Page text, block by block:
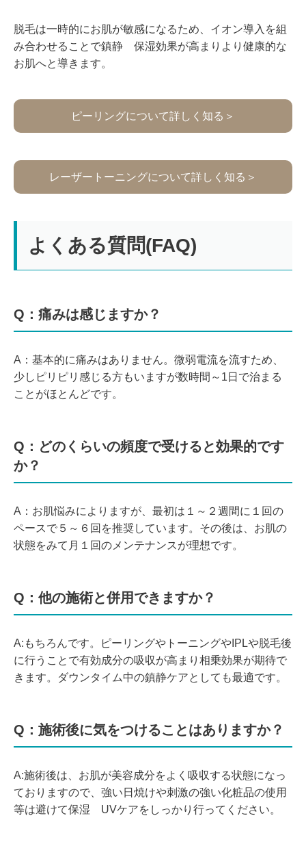
脱毛は一時的にお肌が敏感になるため、イオン導入を組
み合わせることで鎮静 保湿効果が高まりより健康的な
お肌へと導きます。
ピーリングについて詳しく知る＞
レーザートーニングについて詳しく知る＞
よくある質問(FAQ)
Q：痛みは感じますか？
A：基本的に痛みはありません。微弱電流を流すため、
少しピリピリ感じる方もいますが数時間～1日で治まる
ことがほとんどです。
Q：どのくらいの頻度で受けると効果的です
か？
A：お肌悩みによりますが、最初は１～２週間に１回の
ペースで５～６回を推奨しています。その後は、お肌の
状態をみて月１回のメンテナンスが理想です。
Q：他の施術と併用できますか？
A:もちろんです。ピーリングやトーニングやIPLや脱毛後
に行うことで有効成分の吸収が高まり相乗効果が期待で
きます。ダウンタイム中の鎮静ケアとしても最適です。
Q：施術後に気をつけることはありますか？
A:施術後は、お肌が美容成分をよく吸収する状態になっ
ておりますので、強い日焼けや刺激の強い化粧品の使用
等は避けて保湿 UVケアをしっかり行ってください。